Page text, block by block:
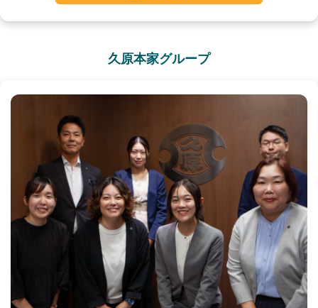
久原本家グループ